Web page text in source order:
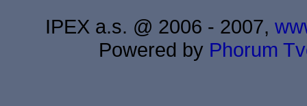
IPEX a.s. @ 2006 - 2007,
Powered by Phorum